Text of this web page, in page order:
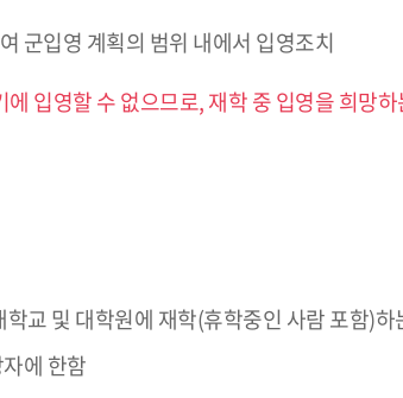
군입영 계획의 범위 내에서 입영조치
입영할 수 없으므로, 재학 중 입영을 희망
교 및 대학원에 재학(휴학중인 사람 포함)
에 한함